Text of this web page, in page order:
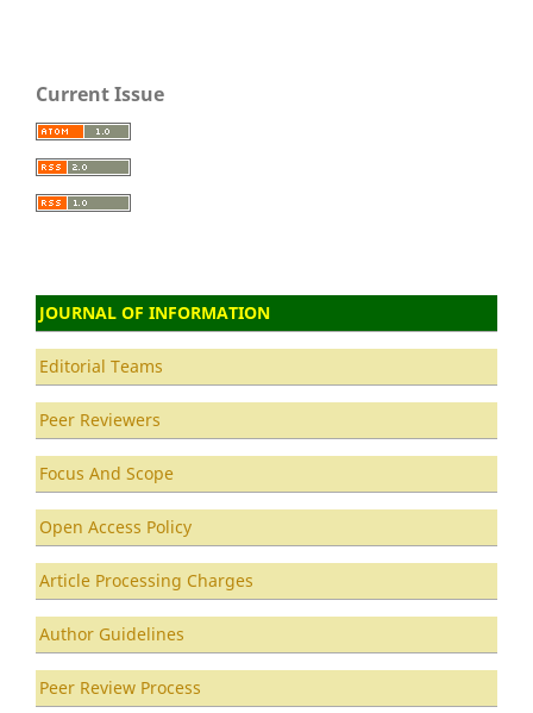
Current Issue
JOURNAL OF INFORMATION
Editorial Teams
Peer Reviewers
Focus And Scope
Open Access Policy
Article Processing Charges
Author Guidelines
Peer Review Process